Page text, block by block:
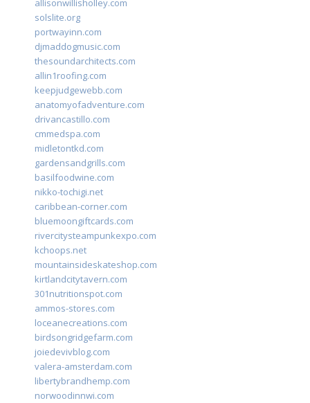
allisonwillisholley.com
solslite.org
portwayinn.com
djmaddogmusic.com
thesoundarchitects.com
allin1roofing.com
keepjudgewebb.com
anatomyofadventure.com
drivancastillo.com
cmmedspa.com
midletontkd.com
gardensandgrills.com
basilfoodwine.com
nikko-tochigi.net
caribbean-corner.com
bluemoongiftcards.com
rivercitysteampunkexpo.com
kchoops.net
mountainsideskateshop.com
kirtlandcitytavern.com
301nutritionspot.com
ammos-stores.com
loceanecreations.com
birdsongridgefarm.com
joiedevivblog.com
valera-amsterdam.com
libertybrandhemp.com
norwoodinnwi.com